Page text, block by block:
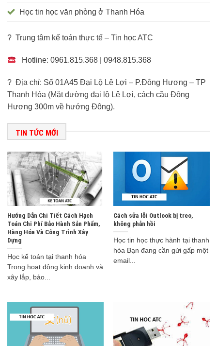
Học tin học văn phòng ở Thanh Hóa
? Trung tâm kế toán thực tế – Tin học ATC
Hotline: 0961.815.368 | 0948.815.368
? Địa chỉ: Số 01A45 Đại Lộ Lê Lợi – P.Đông Hương – TP
Thanh Hóa (Mặt đường đại lộ Lê Lợi, cách cầu Đông
Hương 300m về hướng Đông).
TIN TỨC MỚI
Hướng Dẫn Chi Tiết Cách Hạch
Toán Chi Phí Bảo Hành Sản Phẩm,
Hàng Hóa Và Công Trình Xây
Dựng
Học kế toán tại thanh hóa
Trong hoạt động kinh doanh và
xây lắp, bảo...
Cách sửa lỗi Outlook bị treo,
không phản hồi
Học tin học thực hành tại thanh
hóa Bạn đang cần gửi gấp một
email...